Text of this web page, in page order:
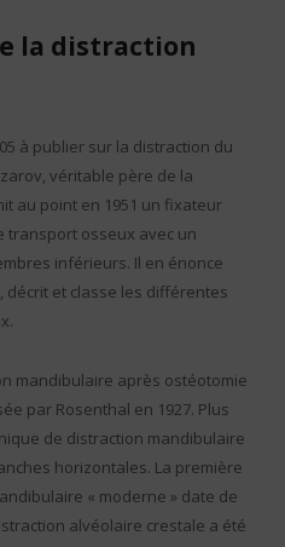
la distraction
à publier sur la distraction du
véritable père de la
au point en 1951 un fixateur
transport osseux avec un
inférieurs. Il en énonce
et classe les différentes
mandibulaire après ostéotomie
par Rosenthal en 1927. Plus
de distraction mandibulaire
horizontales. La première
« moderne » date de
alvéolaire crestale a été